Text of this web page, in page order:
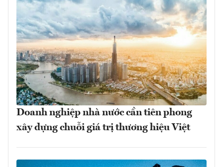
Doanh nghiệp nhà nước cần tiên phong
xây dựng chuỗi giá trị thương hiệu Việt